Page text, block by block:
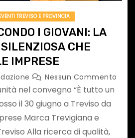
TREVISO E PROVINCIA
I GIOVANI: LA
CHE
IMPRESE
Nessun Commento
nel convegno “È tutto un
il 30 giugno a Treviso da
Marca Trevigiana e
Alla ricerca di qualità,